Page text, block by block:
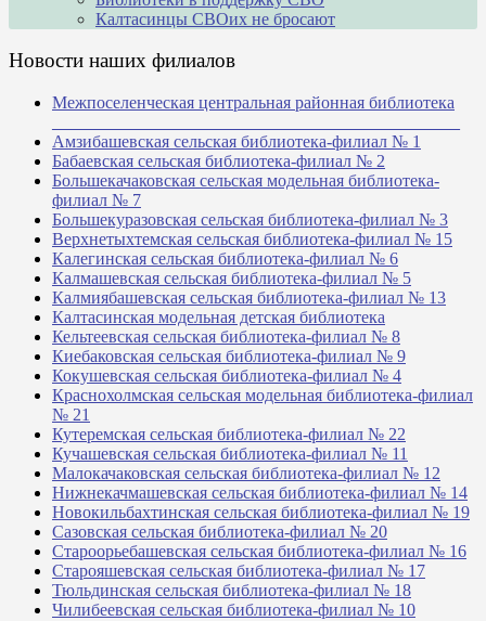
Калтасинцы СВОих не бросают
Новости наших филиалов
Межпоселенческая центральная районная библиотека
Амзибашевская сельская библиотека-филиал № 1
Бабаевская сельская библиотека-филиал № 2
Большекачаковская сельская модельная библиотека-
филиал № 7
Большекуразовская сельская библиотека-филиал № 3
Верхнетыхтемская сельская библиотека-филиал № 15
Калегинская сельская библиотека-филиал № 6
Калмашевская сельская библиотека-филиал № 5
Калмиябашевская сельская библиотека-филиал № 13
Калтасинская модельная детская библиотека
Кельтеевская сельская библиотека-филиал № 8
Киебаковская сельская библиотека-филиал № 9
Кокушевская сельская библиотека-филиал № 4
Краснохолмская сельская модельная библиотека-филиал
№ 21
Кутеремская сельская библиотека-филиал № 22
Кучашевская сельская библиотека-филиал № 11
Малокачаковская сельская библиотека-филиал № 12
Нижнекачмашевская сельская библиотека-филиал № 14
Новокильбахтинская сельская библиотека-филиал № 19
Сазовская сельская библиотека-филиал № 20
Староорьебашевская сельская библиотека-филиал № 16
Старояшевская сельская библиотека-филиал № 17
Тюльдинская сельская библиотека-филиал № 18
Чилибеевская сельская библиотека-филиал № 10